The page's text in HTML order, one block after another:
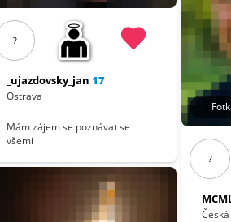
?
_ujazdovsky_jan 17
Ostrava
Mám zájem se poznávat se
všemi
?